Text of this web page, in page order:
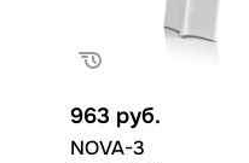
963 руб.
NOVA-3